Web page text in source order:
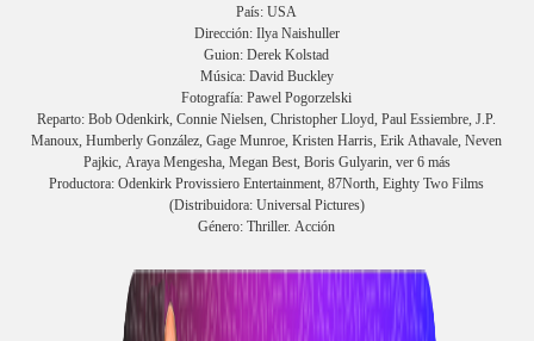
País: USA
Dirección: Ilya Naishuller
Guion: Derek Kolstad
Música: David Buckley
Fotografía: Pawel Pogorzelski
Reparto: Bob Odenkirk, Connie Nielsen, Christopher Lloyd, Paul Essiembre, J.P.
Manoux, Humberly González, Gage Munroe, Kristen Harris, Erik Athavale, Neven
Pajkic, Araya Mengesha, Megan Best, Boris Gulyarin, ver 6 más
Productora: Odenkirk Provissiero Entertainment, 87North, Eighty Two Films
(Distribuidora: Universal Pictures)
Género: Thriller. Acción